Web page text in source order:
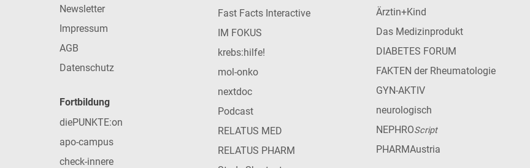
Newsletter
Impressum
AGB
Datenschutz
Fortbildung
diePUNKTE:on
apo-campus
check-innere
Fast Facts Interactive
IM FOKUS
krebs:hilfe!
mol-onko
nextdoc
Podcast
RELATUS MED
RELATUS PHARM
Ärztin+Kind
Das Medizinprodukt
DIABETES FORUM
FAKTEN der Rheumatologie
GYN-AKTIV
neurologisch
NEPHROScript
PHARMAustria